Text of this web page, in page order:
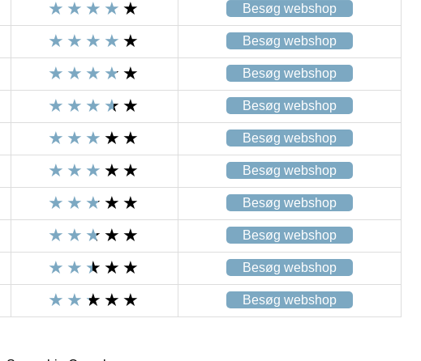
Besøg webshop
Besøg webshop
Besøg webshop
Besøg webshop
Besøg webshop
Besøg webshop
Besøg webshop
Besøg webshop
Besøg webshop
Besøg webshop